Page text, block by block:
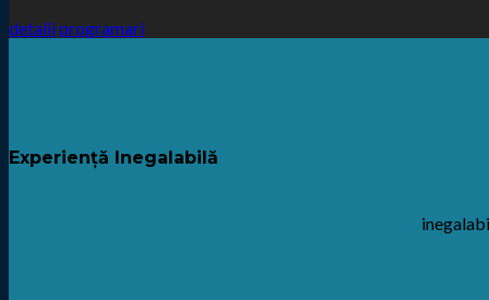
detaliiprogramari
Experiență Inegalabilă